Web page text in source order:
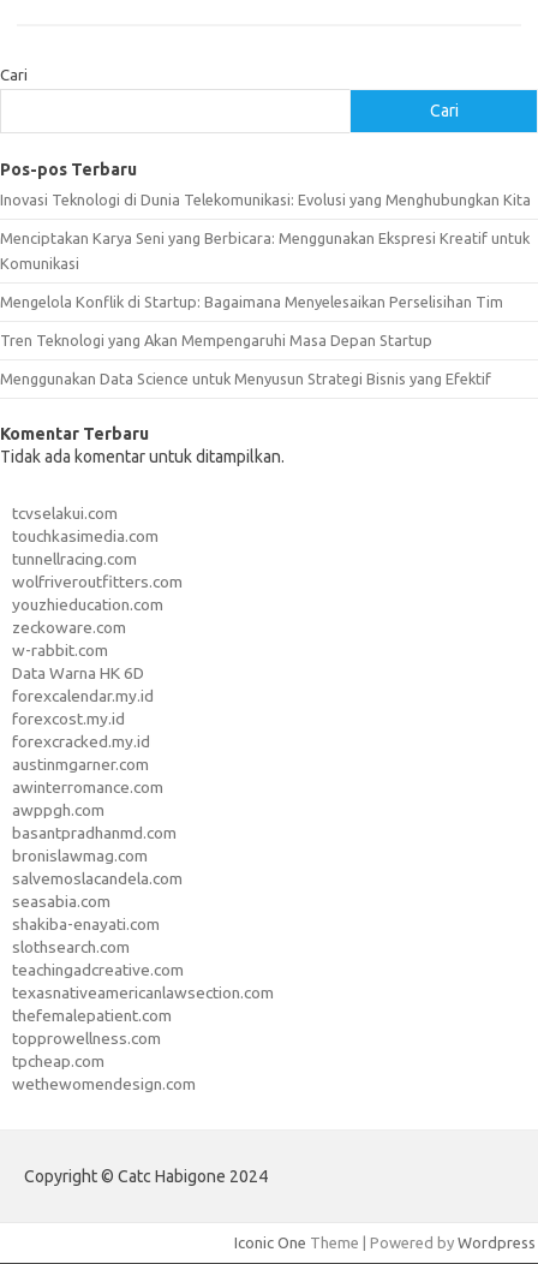
Cari
Cari
Pos-pos Terbaru
Inovasi Teknologi di Dunia Telekomunikasi: Evolusi yang Menghubungkan Kita
Menciptakan Karya Seni yang Berbicara: Menggunakan Ekspresi Kreatif untuk
Komunikasi
Mengelola Konflik di Startup: Bagaimana Menyelesaikan Perselisihan Tim
Tren Teknologi yang Akan Mempengaruhi Masa Depan Startup
Menggunakan Data Science untuk Menyusun Strategi Bisnis yang Efektif
Komentar Terbaru
Tidak ada komentar untuk ditampilkan.
tcvselakui.com
touchkasimedia.com
tunnellracing.com
wolfriveroutfitters.com
youzhieducation.com
zeckoware.com
w-rabbit.com
Data Warna HK 6D
forexcalendar.my.id
forexcost.my.id
forexcracked.my.id
austinmgarner.com
awinterromance.com
awppgh.com
basantpradhanmd.com
bronislawmag.com
salvemoslacandela.com
seasabia.com
shakiba-enayati.com
slothsearch.com
teachingadcreative.com
texasnativeamericanlawsection.com
thefemalepatient.com
topprowellness.com
tpcheap.com
wethewomendesign.com
Copyright © Catc Habigone 2024
Iconic One Theme | Powered by Wordpress